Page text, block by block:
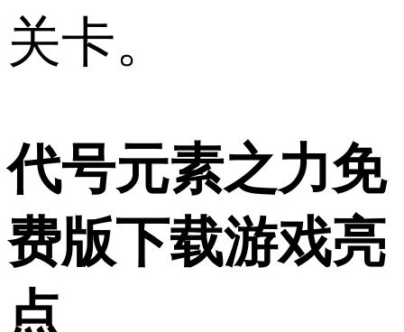
关卡。
代号元素之力免
费版下载游戏亮
点